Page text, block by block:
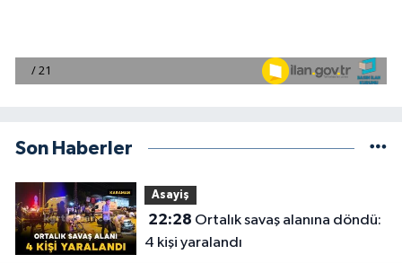
Son Haberler
Asayiş
22:28
4 kişi yaralandı